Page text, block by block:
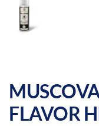
FLAVOR